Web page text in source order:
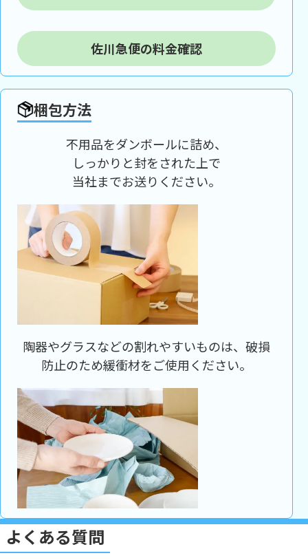
佐川急便の料金確認
梱包方法
不用品をダンボールに詰め、
しっかりと封をされた上で
当社までお送りください。
陶器やグラスなどの割れやすいものは、破損
防止のため緩衝材をご使用ください。
よくある質問